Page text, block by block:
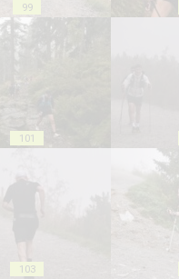
99
101
103